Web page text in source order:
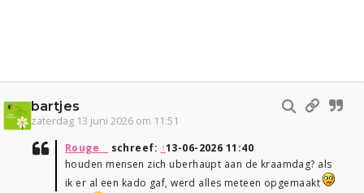
bartjes
zaterdag 13 juni 2026 om 11:51
Rouge__
schreef: ↑13-06-2026 11:40
houden mensen zich uberhaupt aan de kraamdag? als
ik er al een kado gaf, werd alles meteen opgemaakt